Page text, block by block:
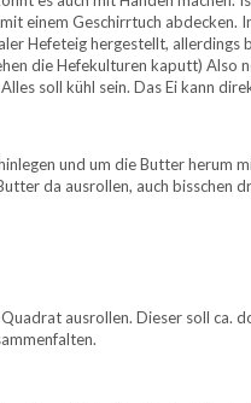
einem Geschirrtuch
Hefeteig hergestellt,
die Hefekulturen kaputt)
soll kühl sein. Das Ei kann
und um die Butter herum
da ausrollen, auch
ausrollen. Dieser soll